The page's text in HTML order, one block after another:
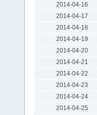
2014-04-16
2014-04-17
2014-04-18
2014-04-19
2014-04-20
2014-04-21
2014-04-22
2014-04-23
2014-04-24
2014-04-25